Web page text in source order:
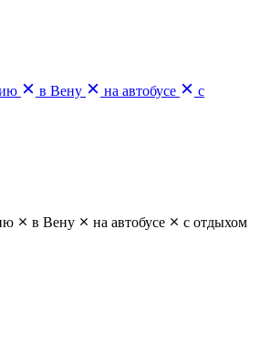
в Вену на автобусе
с
в Вену на автобусе
с отдыхом